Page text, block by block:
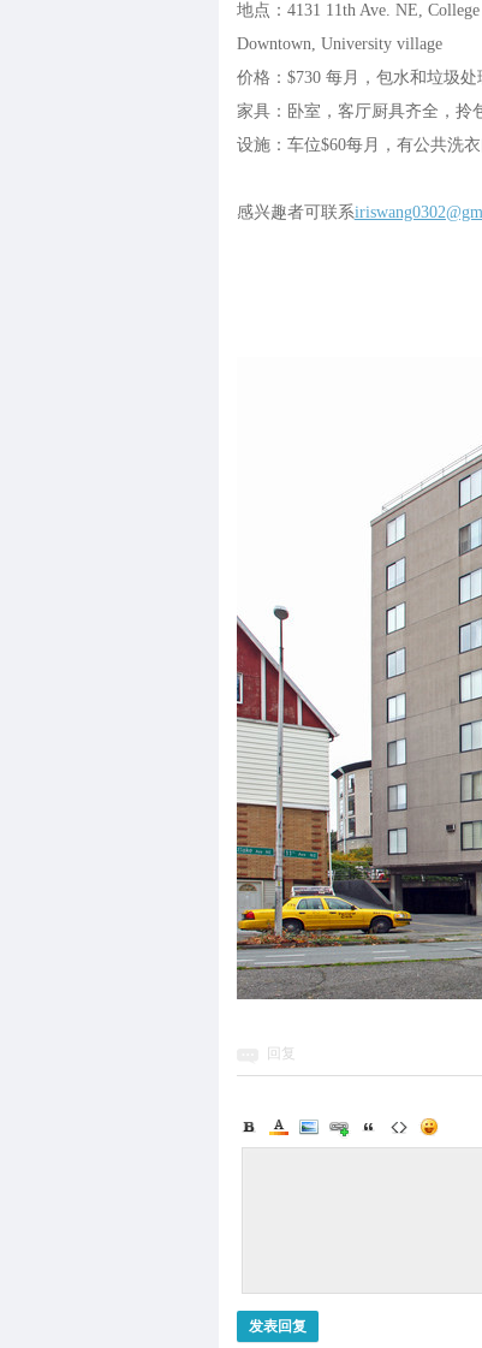
地点：4131 11th Ave. NE,
Downtown, University village
价格：$730 每月，包水和垃圾
家具：卧室，客厅厨具齐全，拎
设施：车位$60每月，有公共洗衣
感兴趣者可联系
回复
发表回复